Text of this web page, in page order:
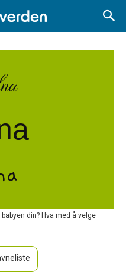
din? Hva med å velge